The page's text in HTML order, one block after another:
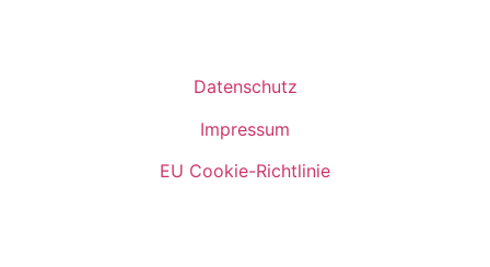
Datenschutz
Impressum
EU Cookie-Richtlinie